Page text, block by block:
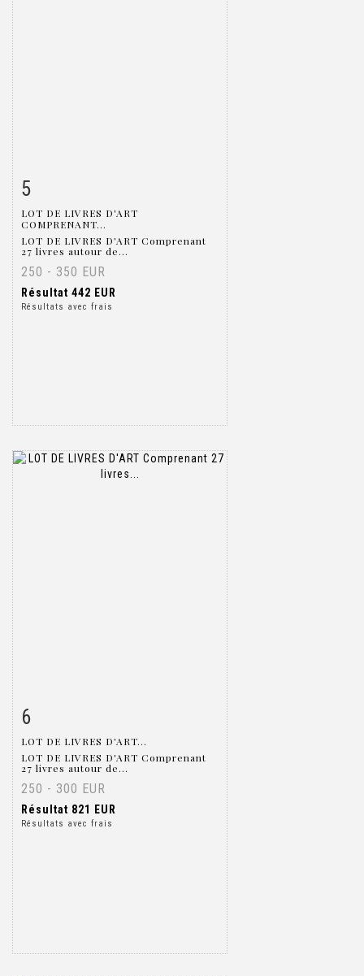
5
LOT DE LIVRES D'ART
COMPRENANT...
LOT DE LIVRES D'ART Comprenant
27 livres autour de...
250 - 350 EUR
Résultat 442 EUR
Résultats avec frais
6
LOT DE LIVRES D'ART...
LOT DE LIVRES D'ART Comprenant
27 livres autour de...
250 - 300 EUR
Résultat 821 EUR
Résultats avec frais